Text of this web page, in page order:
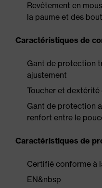
Revêtement en
la paume et des
Caractéristiques de
Gant de protection
ajustement
Toucher et
Gant de protection
renfort entre le
Caractéristiques de
Certifié conforme à
EN&nbsp